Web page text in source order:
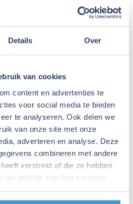
Details Over
van cookies
content en advertenties te
voor social media te bieden
te analyseren. Ook delen we
van onze site met onze
adverteren en analyse. Deze
combineren met andere
verstrekt of die ze hebben
uw gebruik van hun services.
een bedrijf beïnvloedt.
is een systeem dat bijhoudt
is cruciaal om een helder
betalingen.
het proces van het
verschuldigde betalingen.
helpt bij het onderhouden